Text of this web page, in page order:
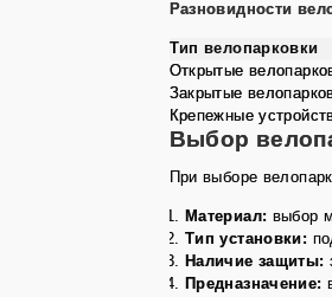
Разновидности
Тип велопарковки
Открытые
Закрытые
Крепежные
Выбор
При выборе
Материал: выбор
Тип установки:
Наличие защиты:
Предназначение: